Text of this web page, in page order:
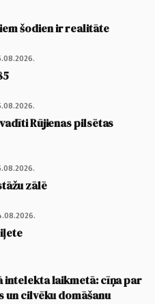
šodien ir realitāte
Rūjienas pilsētas
zālē
intelekta laikmetā: cīņa par
cilvēku domāšanu